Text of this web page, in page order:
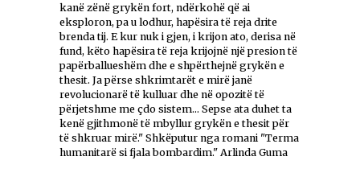
kanë zënë grykën fort, ndërkohë që ai
eksploron, pa u lodhur, hapësira të reja drite
brenda tij. E kur nuk i gjen, i krijon ato, derisa në
fund, këto hapësira të reja krijojnë një presion të
papërballueshëm dhe e shpërthejnë grykën e
thesit. Ja përse shkrimtarët e mirë janë
revolucionarë të kulluar dhe në opozitë të
përjetshme me çdo sistem... Sepse ata duhet ta
kenë gjithmonë të mbyllur grykën e thesit për
të shkruar mirë." Shkëputur nga romani "Terma
humanitarë si fjala bombardim." Arlinda Guma